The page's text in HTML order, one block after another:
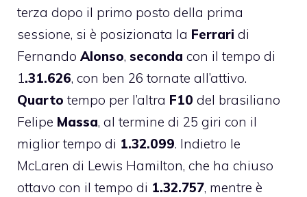
terza dopo il primo posto della prima
sessione, si è posizionata la Ferrari di
Fernando Alonso, seconda con il tempo di
1.31.626, con ben 26 tornate all’attivo.
Quarto tempo per l’altra F10 del brasiliano
Felipe Massa, al termine di 25 giri con il
miglior tempo di 1.32.099. Indietro le
McLaren di Lewis Hamilton, che ha chiuso
ottavo con il tempo di 1.32.757, mentre è